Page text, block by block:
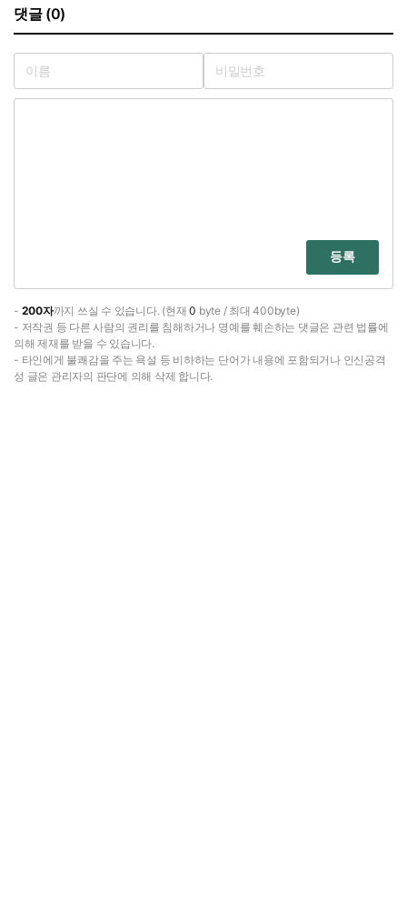
댓글 (0)
등록
- 200자까지 쓰실 수 있습니다. (현재0 byte / 최대 400byte)
- 저작권 등 다른 사람의 권리를 침해하거나 명예를 훼손하는 댓글은 관련 법률에
의해 제재를 받을 수 있습니다.
- 타인에게 불쾌감을 주는 욕설 등 비하하는 단어가 내용에 포함되거나 인신공격
성 글은 관리자의 판단에 의해 삭제 합니다.